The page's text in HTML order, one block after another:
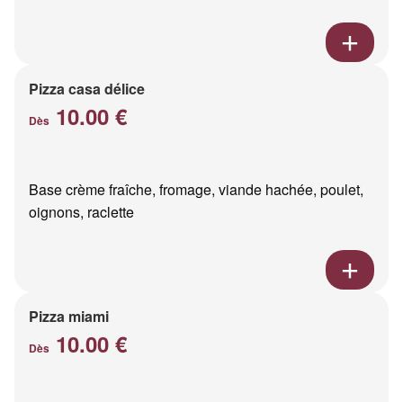
Pizza casa délice
Dès 10.00 €
Base crème fraîche, fromage, viande hachée, poulet,
oignons, raclette
Pizza miami
Dès 10.00 €